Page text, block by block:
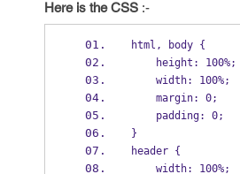
Here is the CSS :-
html, body {
    height: 100%;
    width: 100%;
    margin: 0;
    padding: 0;
}
header {
    width: 100%;